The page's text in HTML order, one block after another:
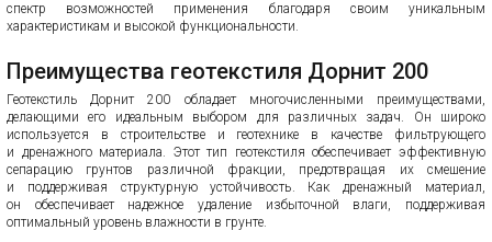
спектр возможностей применения благодаря своим уникальным
характеристикам и высокой функциональности.
Преимущества геотекстиля Дорнит 200
Геотекстиль Дорнит 200 обладает многочисленными преимуществами,
делающими его идеальным выбором для различных задач. Он широко
используется в строительстве и геотехнике в качестве фильтрующего
и дренажного материала. Этот тип геотекстиля обеспечивает эффективную
сепарацию грунтов различной фракции, предотвращая их смешение
и поддерживая структурную устойчивость. Как дренажный материал,
он обеспечивает надежное удаление избыточной влаги, поддерживая
оптимальный уровень влажности в грунте.